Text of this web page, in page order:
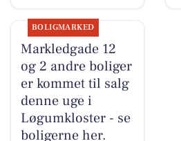
BOLIGMARKED
Markledgade 12
og 2 andre boliger
er kommet til salg
denne uge i
Løgumkloster - se
boligerne her.